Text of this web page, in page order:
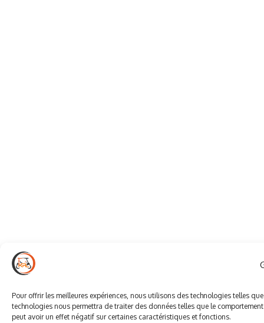
Pour offrir les meilleures expériences, nous utilisons des technologies telles
technologies nous permettra de traiter des données telles que le
peut avoir un effet négatif sur certaines caractéristiques et fonctions.